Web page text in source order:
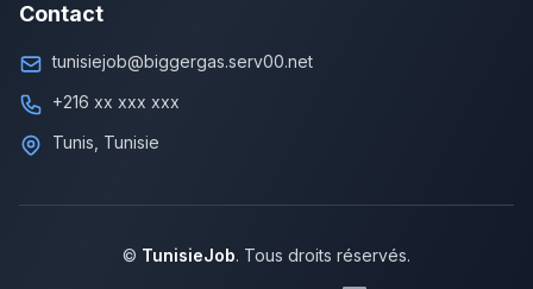
Contact
tunisiejob@biggergas.serv00.net
+216 xx xxx xxx
Tunis, Tunisie
© TunisieJob. Tous droits réservés.